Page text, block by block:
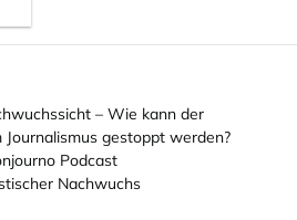
– Wie kann der
gestoppt werden?
Podcast
Nachwuchs